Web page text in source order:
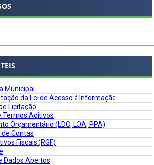
Municipal
da Lei de Acesso à Informação
Licitação
Termos Aditivos
Orçamentário (LDO, LOA, PPA)
de Contas
Fiscais (RGF)
Dados Abertos